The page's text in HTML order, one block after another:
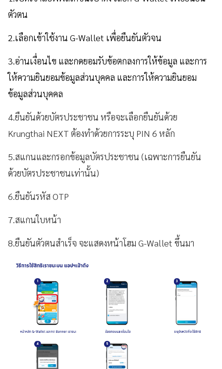
ตัวตน
2.เลือกเข้าใช้งาน G-Wallet เพื่อยืนยันตัวจน
3.อ่านเงื่อนไข และกดยอมรับข้อตกลงการให้ข้อมูล และการ
ให้ความยินยอมข้อมูลส่วนบุคคล และการให้ความยินยอม
ข้อมูลส่วนบุคคล
4.ยืนยันด้วยบัตรประชาชน หรือจะเลือกยืนยันด้วย
Krungthai NEXT ต้องทำด้วยการระบุ PIN 6 หลัก
5.สแกนและกรอกข้อมูลบัตรประชาชน (เฉพาะการยืนยัน
ด้วยบัตรประชาชนเท่านั้น)
6.ยืนยันรหัส OTP
7.สแกนใบหน้า
8.ยืนยันตัวตนสำเร็จ จะแสดงหน้าโฮม G-Wallet ขึ้นมา